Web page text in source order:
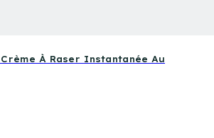
À Raser Instantanée Au